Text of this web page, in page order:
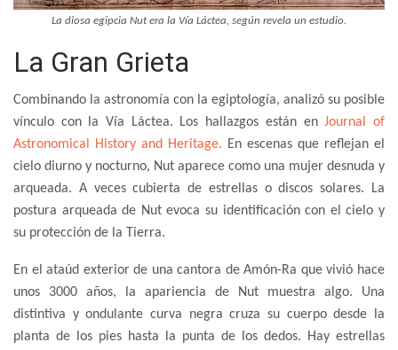
La diosa egipcia Nut era la Vía Láctea, según revela un estudio.
La Gran Grieta
Combinando la astronomía con la egiptología, analizó su posible
vínculo con la Vía Láctea. Los hallazgos están enJournal of
Astronomical History and Heritage. En escenas que reflejan el
cielo diurno y nocturno, Nut aparece como una mujer desnuda y
arqueada. A veces cubierta de estrellas o discos solares. La
postura arqueada de Nut evoca su identificación con el cielo y
su protección de la Tierra.
En el ataúd exterior de una cantora de Amón-Ra que vivió hace
unos 3000 años, la apariencia de Nut muestra algo. Una
distintiva y ondulante curva negra cruza su cuerpo desde la
planta de los pies hasta la punta de los dedos. Hay estrellas